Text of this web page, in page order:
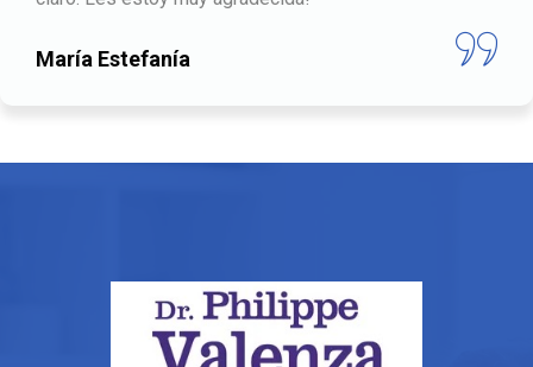
quería desde el primer momento, resolvió todas
dudas y me dio mucha confianza y tranquilidad